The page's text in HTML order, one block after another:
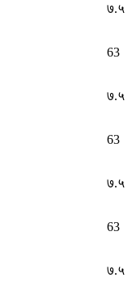
७.५
63
७.५
63
७.५
63
७.५